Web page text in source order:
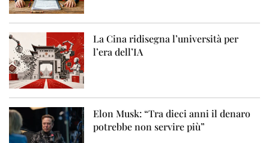
La Cina ridisegna l’università per
l’era dell’IA
Elon Musk: “Tra dieci anni il denaro
potrebbe non servire più”